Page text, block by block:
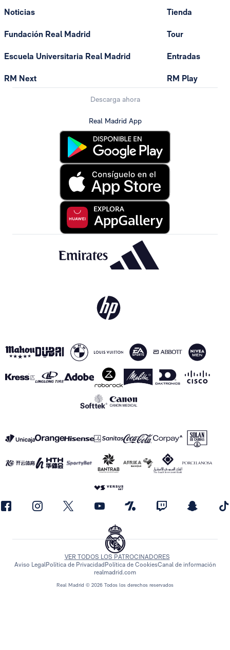
Noticias
Fundación Real Madrid
Escuela Universitaria Real Madrid
RM Next
Tienda
Tour
Entradas
RM Play
Descarga ahora
Real Madrid App
Real Madrid © 2026 Todos los derechos reservados
VER TODOS LOS PATROCINADORES
Aviso LegalPolítica de Privacidad Política de CookiesCanal de información
realmadrid.com